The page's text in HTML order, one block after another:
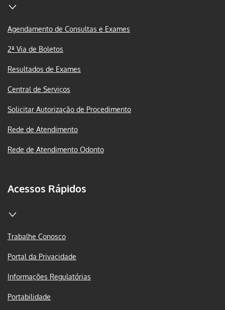
Agendamento de Consultas e Exames
2ª Via de Boletos
Resultados de Exames
Central de Serviços
Solicitar Autorização de Procedimento
Rede de Atendimento
Rede de Atendimento Odonto
Acessos Rápidos
Trabalhe Conosco
Portal da Privacidade
Informações Regulatórias
Portabilidade